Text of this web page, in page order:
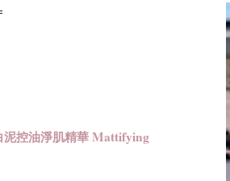
控油淨肌精華 Mattifying